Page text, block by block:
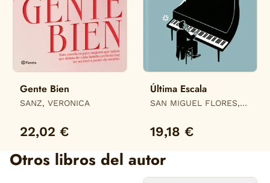
Gente Bien
SANZ, VERONICA
22,02 €
Última Escala
SAN MIGUEL FLORES,
19,18 €
Otros libros del autor